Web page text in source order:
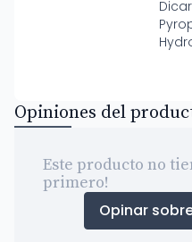
Opiniones del
Este producto no
primero!
Opinar